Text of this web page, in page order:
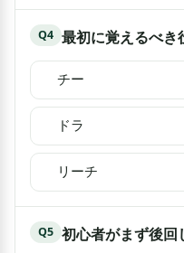
Q4 最初に覚えるべき
チー
ドラ
リーチ
Q5 初心者がまず後回